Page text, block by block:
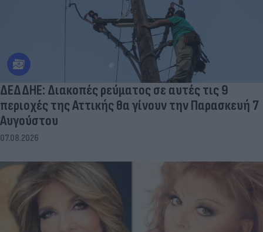
ΔΕΔΔΗΕ: Διακοπές ρεύματος σε αυτές τις 9
περιοχές της Αττικής θα γίνουν την Παρασκευή 7
Αυγούστου
07.08.2026